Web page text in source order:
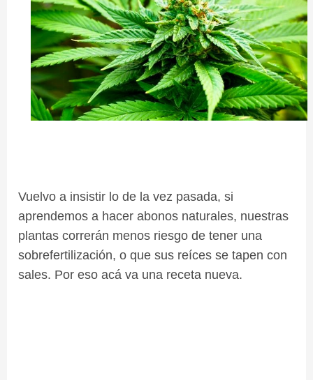
Vuelvo a insistir lo de la vez pasada, si
aprendemos a hacer abonos naturales, nuestras
plantas correrán menos riesgo de tener una
sobrefertilización, o que sus reíces se tapen con
sales. Por eso acá va una receta nueva.